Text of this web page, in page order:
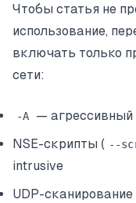
Чтобы статья не
использование,
включать только
сети:
-A
— агрессивный
NSE-скрипты ( --
intrusive
UDP-сканирование